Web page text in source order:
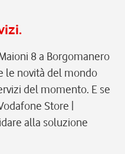
8 a Borgomanero
le novità del mondo
del momento. E se
Store |
alla soluzione